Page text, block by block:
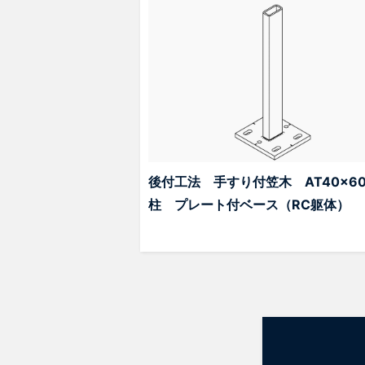
後付工法 手すり付笠木
柱 プレート付ベース（RC躯体）